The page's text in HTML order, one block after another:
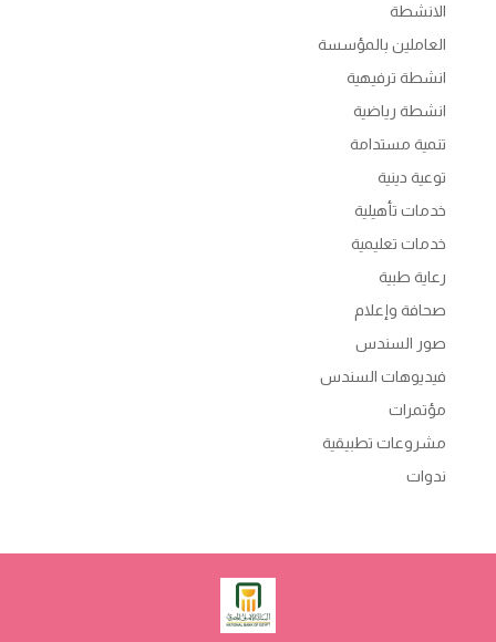
الانشطة
العاملين بالمؤسسة
انشطة ترفيهية
انشطة رياضية
تنمية مستدامة
توعية دينية
خدمات تأهيلية
خدمات تعليمية
رعاية طبية
صحافة وإعلام
صور السندس
فيديوهات السندس
مؤتمرات
مشروعات تطبيقية
ندوات